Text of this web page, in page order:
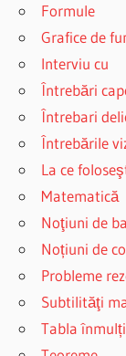
Formule
Grafice de
Interviu cu
Întrebări
Întrebari
Întrebările
La ce
Matematică
Noţiuni de
Noțiuni de
Probleme
Subtilităţi
Tabla